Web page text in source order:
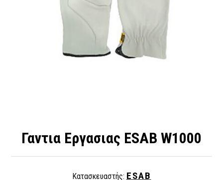
Γαντια Εργασιας ESAB W1000
Κατασκευαστής: ESAB